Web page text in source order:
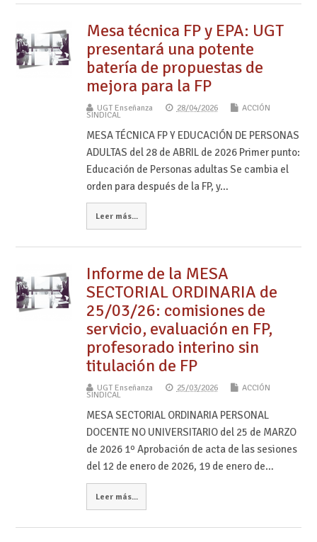
Mesa técnica FP y EPA: UGT
presentará una potente
batería de propuestas de
mejora para la FP
UGT Enseñanza 28/04/2026 ACCIÓN
SINDICAL
MESA TÉCNICA FP Y EDUCACIÓN DE PERSONAS
ADULTAS del 28 de ABRIL de 2026 Primer punto:
Educación de Personas adultas Se cambia el
orden para después de la FP, y…
Leer más...
Informe de la MESA
SECTORIAL ORDINARIA de
25/03/26: comisiones de
servicio, evaluación en FP,
profesorado interino sin
titulación de FP
UGT Enseñanza 25/03/2026 ACCIÓN
SINDICAL
MESA SECTORIAL ORDINARIA PERSONAL
DOCENTE NO UNIVERSITARIO del 25 de MARZO
de 2026 1º Aprobación de acta de las sesiones
del 12 de enero de 2026, 19 de enero de…
Leer más...